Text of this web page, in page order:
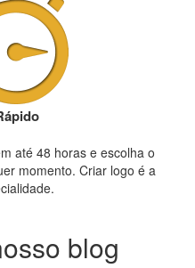
até 48 horas e escolha o
momento. Criar logo é a
blog